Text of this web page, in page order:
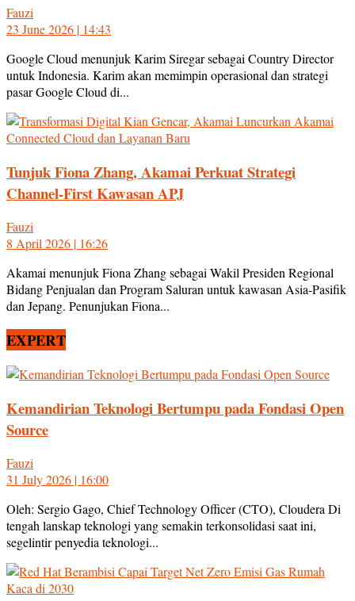
Fauzi
23 June 2026 | 14:43
Google Cloud menunjuk Karim Siregar sebagai Country Director
untuk Indonesia. Karim akan memimpin operasional dan strategi
pasar Google Cloud di...
Tunjuk Fiona Zhang, Akamai Perkuat Strategi
Channel-First Kawasan APJ
Fauzi
8 April 2026 | 16:26
Akamai menunjuk Fiona Zhang sebagai Wakil Presiden Regional
Bidang Penjualan dan Program Saluran untuk kawasan Asia-Pasifik
dan Jepang. Penunjukan Fiona...
EXPERT
Kemandirian Teknologi Bertumpu pada Fondasi Open
Source
Fauzi
31 July 2026 | 16:00
Oleh: Sergio Gago, Chief Technology Officer (CTO), Cloudera Di
tengah lanskap teknologi yang semakin terkonsolidasi saat ini,
segelintir penyedia teknologi...